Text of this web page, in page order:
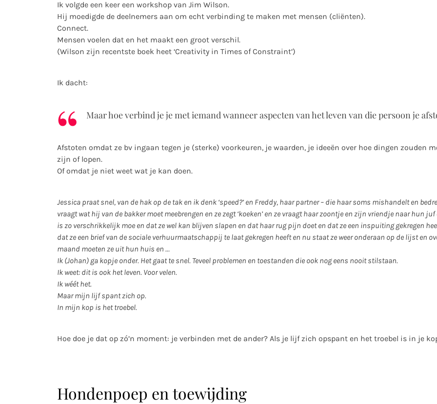
Ik volgde een keer een workshop van Jim Wilson.
Hij moedigde de deelnemers aan om echt verbinding te maken met mensen (cliënten).
Connect.
Mensen voelen dat en het maakt een groot verschil.
(Wilson zijn recentste boek heet ‘Creativity in Times of Constraint’)
Ik dacht:
Maar hoe verbind je je met iemand wanneer aspecten van het leven van die persoon je
Afstoten omdat ze bv ingaan tegen je (sterke) voorkeuren, je waarden, je ideeën over hoe dingen zouden
zijn of lopen.
Of omdat je niet weet wat je kan doen.
Jessica praat snel, van de hak op de tak en ik denk ‘speed?’ en Freddy, haar partner – die haar soms mishandelt en
vraagt wat hij van de bakker moet meebrengen en ze zegt ‘koeken’ en ze vraagt haar zoontje en zijn vriendje naar hun juf
is zo verschrikkelijk moe en dat ze wel kan blijven slapen en dat haar rug pijn doet en dat ze een inspuiting gekregen
dat ze een brief van de sociale verhuurmaatschappij te laat gekregen heeft en nu staat ze weer onderaan op de lijst en
maand moeten ze uit hun huis en …
Ik (Johan) ga kopje onder. Het gaat te snel. Teveel problemen en toestanden die ook nog eens nooit stilstaan.
Ik weet: dit is ook het leven. Voor velen.
Ik wéét het.
Maar mijn lijf spant zich op.
In mijn kop is het troebel.
Hoe doe je dat op zó’n moment: je verbinden met de ander? Als je lijf zich opspant en het troebel is in je
Hondenpoep en toewijding